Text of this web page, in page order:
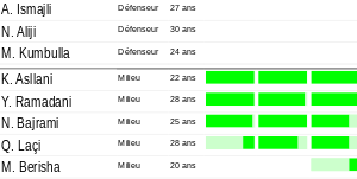
A. Ismajli Défenseur 27 ans
N. Aliji Défenseur 30 ans
M. Kumbulla Défenseur 24 ans
K. Asllani Milieu 22 ans
Y. Ramadani Milieu 28 ans
N. Bajrami Milieu 25 ans
Q. Laçi Milieu 28 ans
M. Berisha Milieu 20 ans